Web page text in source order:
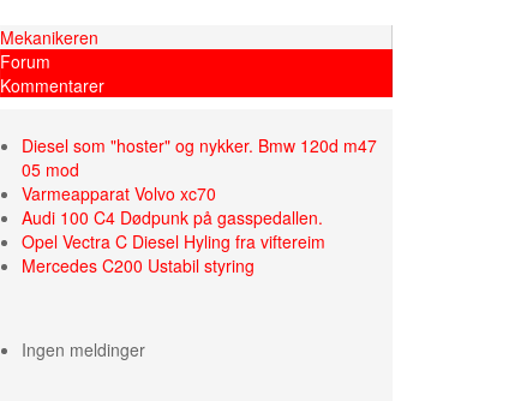
Mekanikeren
Forum
Kommentarer
Diesel som "hoster" og nykker. Bmw 120d m47
05 mod
Varmeapparat Volvo xc70
Audi 100 C4 Dødpunk på gasspedallen.
Opel Vectra C Diesel Hyling fra viftereim
Mercedes C200 Ustabil styring
Ingen meldinger